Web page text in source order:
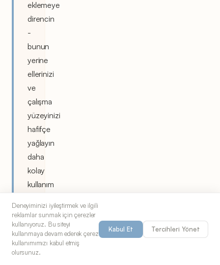
eklemeye
direncin
-
bunun
yerine
ellerinizi
ve
çalışma
yüzeyinizi
hafifçe
yağlayın
daha
kolay
kullanım
Mayanızın
etkinliğini
ılık
Deneyiminizi iyileştirmek ve ilgili
reklamlar sunmak için çerezler
kullanıyoruz. Bu siteyi
kullanmaya devam ederek çerez
kullanımımızı kabul etmiş
olursunuz.
Kabul Et Tercihleri Yönet